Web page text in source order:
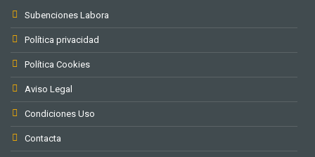
Subenciones Labora
Política privacidad
Política Cookies
Aviso Legal
Condiciones Uso
Contacta